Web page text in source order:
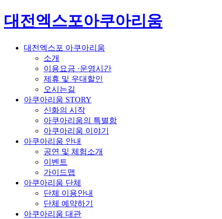
대전엑스포아쿠아리움
대전엑스포 아쿠아리움
소개
이용요금 ·운영시간
제휴 및 우대할인
오시는길
아쿠아리움 STORY
신화의 시작
아쿠아리움의 특별함
아쿠아리움 이야기
아쿠아리움 안내
공연 및 체험소개
이벤트
가이드맵
아쿠아리움 단체
단체 이용안내
단체 예약하기
아쿠아리움 대관